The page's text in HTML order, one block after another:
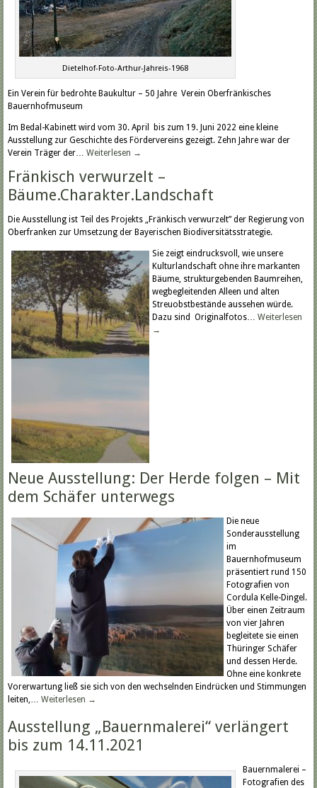
Dietelhof-Foto-Arthur-Jahreis-1968
Ein Verein für bedrohte Baukultur – 50 Jahre Verein Oberfränkisches
Bauernhofmuseum
Im Bedal-Kabinett wird vom 30. April bis zum 19. Juni 2022 eine kleine
Ausstellung zur Geschichte des Fördervereins gezeigt. Zehn Jahre war der
Verein Träger der…Weiterlesen →
Fränkisch verwurzelt –
Bäume.Charakter.Landschaft
Die Ausstellung ist Teil des Projekts „Fränkisch verwurzelt” der Regierung von
Oberfranken zur Umsetzung der Bayerischen Biodiversitätsstrategie.
Sie zeigt eindrucksvoll, wie unsere
Kulturlandschaft ohne ihre markanten
Bäume, strukturgebenden Baumreihen,
wegbegleitenden Alleen und alten
Streuobstbestände aussehen würde.
Dazu sind Originalfotos… Weiterlesen
→
Neue Ausstellung: Der Herde folgen – Mit
dem Schäfer unterwegs
Die neue
Sonderausstellung
im
Bauernhofmuseum
präsentiert rund 150
Fotografien von
Cordula Kelle-Dingel.
Über einen Zeitraum
von vier Jahren
begleitete sie einen
Thüringer Schäfer
und dessen Herde.
Ohne eine konkrete
Vorerwartung ließ sie sich von den wechselnden Eindrücken und Stimmungen
leiten,…Weiterlesen →
Ausstellung „Bauernmalerei“ verlängert
bis zum 14.11.2021
Bauernmalerei –
Fotografien des